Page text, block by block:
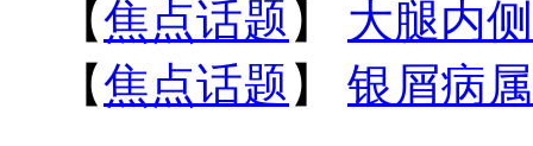
【焦点话题 】 大腿内
【焦点话题 】 银屑病